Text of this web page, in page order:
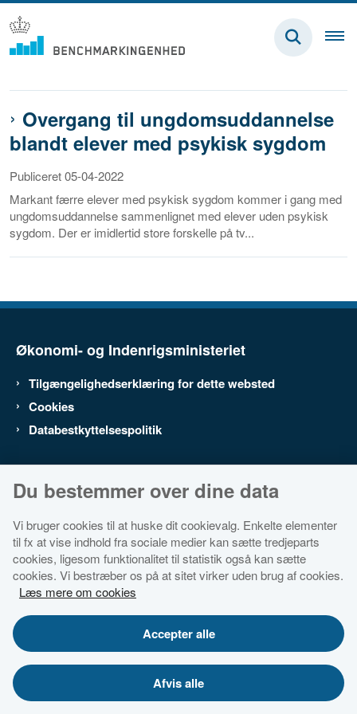
Overgang til ungdomsuddannelse
blandt elever med psykisk sygdom
Publiceret 05-04-2022
Markant færre elever med psykisk sygdom kommer i gang med
ungdomsuddannelse sammenlignet med elever uden psykisk
sygdom. Der er imidlertid store forskelle på tv...
Økonomi- og Indenrigsministeriet
Tilgængelighedserklæring for dette websted
Cookies
Databestkyttelsespolitik
Du bestemmer over dine data
Vi bruger cookies til at huske dit cookievalg. Enkelte elementer
til fx at vise indhold fra sociale medier kan sætte tredjeparts
cookies, ligesom funktionalitet til statistik også kan sætte
cookies. Vi bestræber os på at sitet virker uden brug af cookies.
Læs mere om cookies
Accepter alle
Afvis alle